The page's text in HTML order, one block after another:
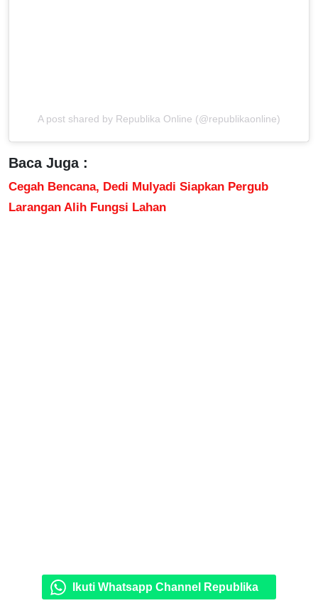
A post shared by Republika Online (@republikaonline)
Baca Juga :
Cegah Bencana, Dedi Mulyadi Siapkan Pergub
Larangan Alih Fungsi Lahan
Ikuti Whatsapp Channel Republika